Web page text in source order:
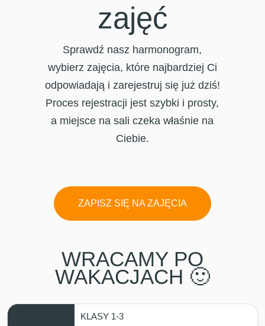
zajęć
Sprawdź nasz harmonogram,
wybierz zajęcia, które najbardziej Ci
odpowiadają i zarejestruj się już dziś!
Proces rejestracji jest szybki i prosty,
a miejsce na sali czeka właśnie na
Ciebie.
ZAPISZ SIĘ NA ZAJĘCIA
WRACAMY PO
WAKACJACH 🙂
KLASY 1-3